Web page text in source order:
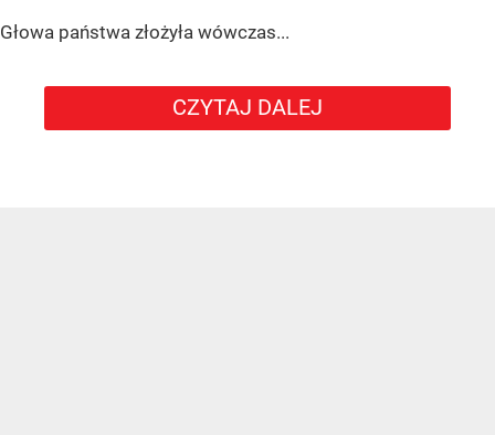
Głowa państwa złożyła wówczas...
CZYTAJ DALEJ